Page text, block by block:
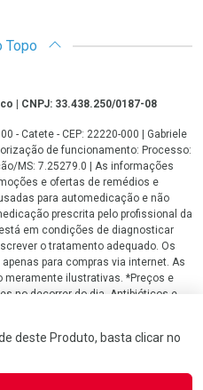
deste Produto, basta clicar no
Topo
| CNPJ: 33.438.250/0187-08
- Catete - CEP: 22220-000 | Gabriele
de funcionamento: Processo:
MS: 7.25279.0 | As informações
e ofertas de remédios e
para automedicação e não
prescrita pelo profissional da
em condições de diagnosticar
o tratamento adequado. Os
para compras via internet. As
ilustrativas. *Preços e
no decorrer do dia. Antibióticos e
físicas ou televendas. Portaria nº
Horário de funcionamento Central
4020 4404 ou 0800 282 10 10 de